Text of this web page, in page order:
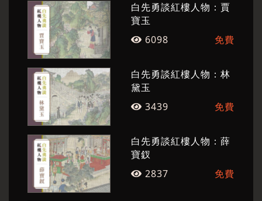
夢》、電影劇本《金大班的最後一夜》、《玉卿
嫂》、《孤戀花》、《最後的貴族》等。兩岸均
已出版《白先勇作品集》。關於白先勇文學創作
的研究，兩岸均不斷有學者投入，人數眾多，面
向多元，形成白先勇文學經典化現象。
白先勇談紅樓人物：賈
寶玉
6098
免費
白先勇談紅樓人物：林
黛玉
3439
免費
白先勇談紅樓人物：薛
寶釵
2837
免費